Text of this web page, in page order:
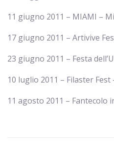
11 giugno 2011 – MIAMI –
17 giugno 2011 – Artivive
23 giugno 2011 – Festa
10 luglio 2011 – Filaster Fest
11 agosto 2011 – Fantecolo